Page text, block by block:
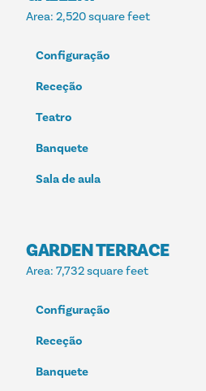
Area: 2,520 square feet
Configuração
Receção
Teatro
Banquete
Sala de aula
GARDEN TERRACE
Area: 7,732 square feet
Configuração
Receção
Banquete